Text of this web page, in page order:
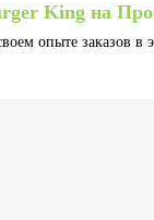
King на
опыте заказов в